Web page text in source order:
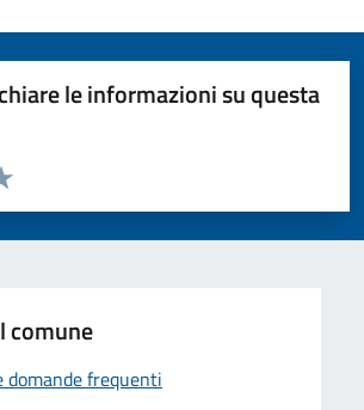
le informazioni su questa
pagina
5 stelle su 5
4 stelle su 5
su 5
su 5
5
comune
domande frequenti